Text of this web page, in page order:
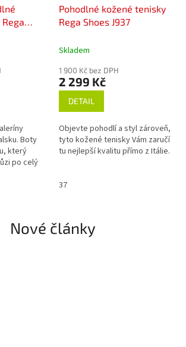
Boty
který
po celý
Pohodlné kožené tenisky
Rega Shoes J937
Skladem
1 900 Kč bez DPH
2 299 Kč
DETAIL
Objevte pohodlí a styl zároveň,
tyto kožené tenisky Vám zaručí
tu nejlepší kvalitu přímo z Itálie.
37
Nové články